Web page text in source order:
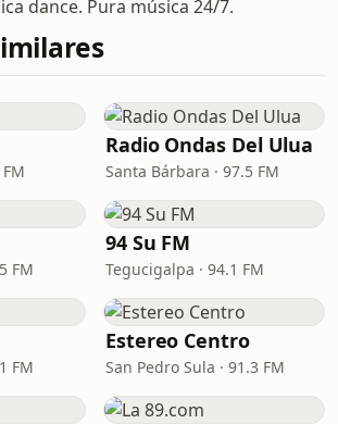
dance. Pura música 24/7.
Radio Ondas Del Ulua
Santa Bárbara · 97.5 FM
FM
94 Su FM
Tegucigalpa · 94.1 FM
FM
Estereo Centro
San Pedro Sula · 91.3 FM